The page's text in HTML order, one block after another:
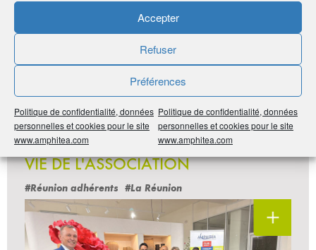
Accepter
Refuser
Préférences
Politique de confidentialité, données
personnelles et cookies pour le site
www.amphitea.com
Politique de confidentialité, données
personnelles et cookies pour le site
www.amphitea.com
Partager
LES DERNIÈRES ACTUALITÉS
VIE DE L'ASSOCIATION
#Réunion adhérents #La Réunion